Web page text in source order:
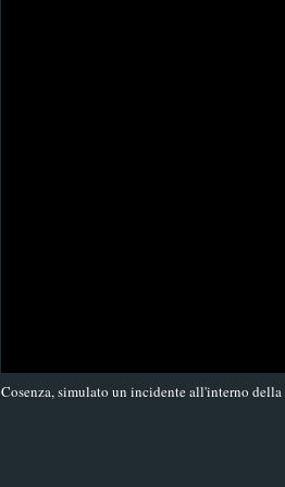
Cosenza, simulato un incidente all'interno